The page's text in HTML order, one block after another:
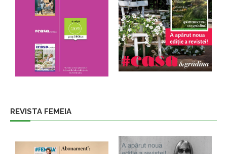
REVISTA FEMEIA